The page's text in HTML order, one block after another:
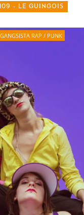
- LE GUINGOIS
GANGSISTA RAP / PUNK